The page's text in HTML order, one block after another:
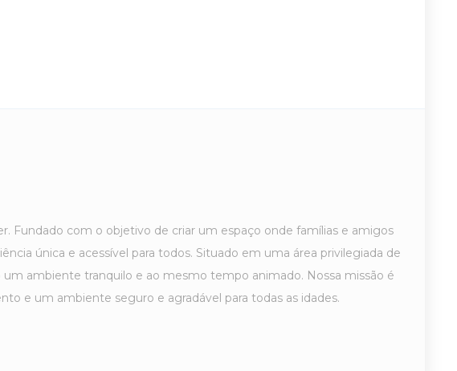
Fundado com o objetivo de criar um espaço onde famílias e amigos
única e acessível para todos. Situado em uma área privilegiada de
ambiente tranquilo e ao mesmo tempo animado. Nossa missão é
e um ambiente seguro e agradável para todas as idades.